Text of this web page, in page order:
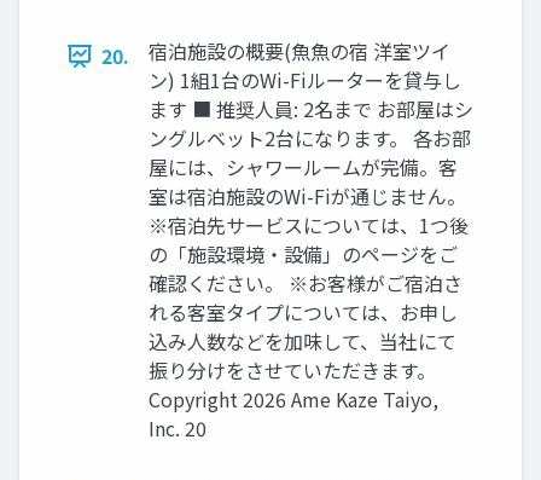
20.
宿泊施設の概要(⿂⿂の宿 洋室ツイ
ン) 1組1台のWi-Fiルーターを貸与し
ます ■ 推奨⼈員: 2名まで お部屋はシ
ングルベット2台になります。 各お部
屋には、シャワールームが完備。客
室は宿泊施設のWi-Fiが通じません。
※宿泊先サービスについては、1つ後
の「施設環境‧設備」のページをご
確認ください。 ※お客様がご宿泊さ
れる客室タイプについては、お申し
込み⼈数などを加味して、当社にて
振り分けをさせていただきます。
Copyright 2026 Ame Kaze Taiyo,
Inc. 20